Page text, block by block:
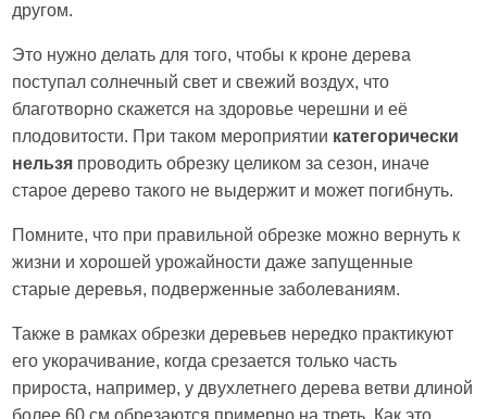
другом.
Это нужно делать для того, чтобы к кроне дерева
поступал солнечный свет и свежий воздух, что
благотворно скажется на здоровье черешни и её
плодовитости. При таком мероприятии категорически
нельзя проводить обрезку целиком за сезон, иначе
старое дерево такого не выдержит и может погибнуть.
Помните, что при правильной обрезке можно вернуть к
жизни и хорошей урожайности даже запущенные
старые деревья, подверженные заболеваниям.
Также в рамках обрезки деревьев нередко практикуют
его укорачивание, когда срезается только часть
прироста, например, у двухлетнего дерева ветви длиной
более 60 см обрезаются примерно на треть. Как это